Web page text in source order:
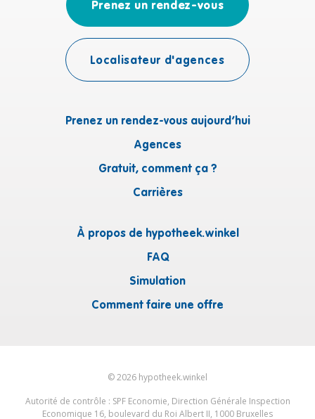
Prenez un rendez-vous aujourd’hui
Agences
Gratuit, comment ça ?
Carrières
À propos de hypotheek.winkel
FAQ
Simulation
Comment faire une offre
Prenez un rendez-vous
Localisateur d'agences
©2026 hypotheek.winkel
Autorité de contrôle : SPF Economie, Direction Générale Inspection
Economique 16, boulevard du Roi Albert II, 1000 Bruxelles